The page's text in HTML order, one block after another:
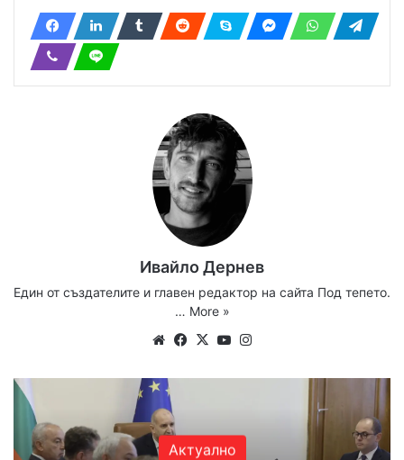
Ивайло Дернев
Един от създателите и главен редактор на сайта Под тепето.
… More »
WebsiteFacebook
X YouTube
Актуално